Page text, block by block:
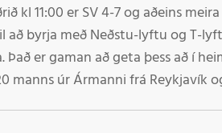
kl 11:00 er SV 4-7 og aðeins
að byrja með Neðstu-lyftu og T-
er gaman að geta þess að í
úr Ármanni frá Reykjavík